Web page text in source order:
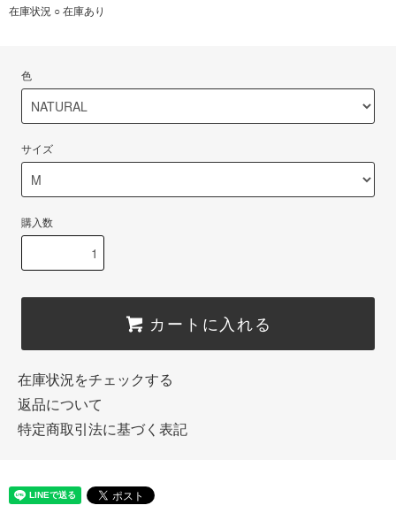
在庫状況 ○ 在庫あり
色
サイズ
購入数
カートに入れる
在庫状況をチェックする
返品について
特定商取引法に基づく表記